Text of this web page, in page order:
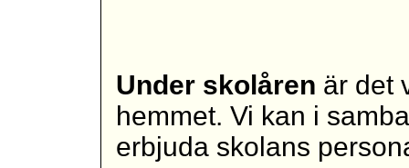
Under skolåren är det
hemmet. Vi kan i
erbjuda skolans